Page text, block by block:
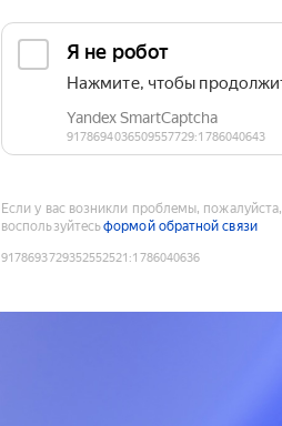
Если у вас возникли проблемы, пожалуйста,
воспользуйтесьформой обратной связи
9178693729352552521 :1786040636